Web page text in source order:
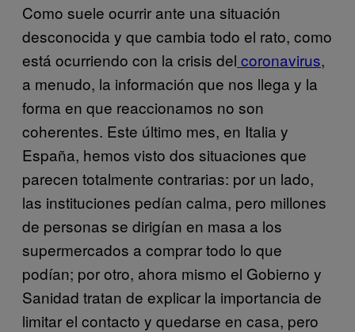
Como suele ocurrir ante una situación
desconocida y que cambia todo el rato, como
está ocurriendo con la crisis del coronavirus,
a menudo, la información que nos llega y la
forma en que reaccionamos no son
coherentes. Este último mes, en Italia y
España, hemos visto dos situaciones que
parecen totalmente contrarias: por un lado,
las instituciones pedían calma, pero millones
de personas se dirigían en masa a los
supermercados a comprar todo lo que
podían; por otro, ahora mismo el Gobierno y
Sanidad tratan de explicar la importancia de
limitar el contacto y quedarse en casa, pero